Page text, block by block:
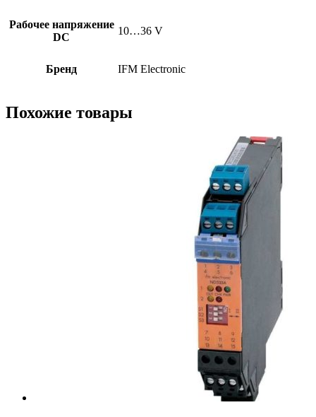
Рабочее напряжение
DC
10…36 V
Бренд IFM Electronic
Похожие товары